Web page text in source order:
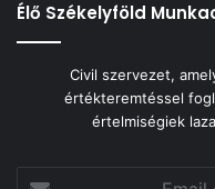
Élő Székelyföld
Civil szervezet,
értékteremtéssel
értelmiségiek